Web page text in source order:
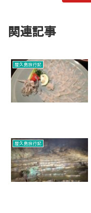
関連記事
屋久島旅行記
屋久島旅行記